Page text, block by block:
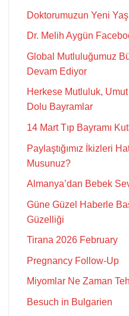
Doktorumuzun Yeni
Dr. Melih Aygün
Global Mutluluğumuz
Devam Ediyor
Herkese Mutluluk, Umut
Dolu Bayramlar
14 Mart Tıp Bayramı
Paylaştığımız İkizleri
Musunuz?
Almanya’dan Bebek
Güne Güzel Haberle
Güzelliği
Tirana 2026 February
Pregnancy Follow-Up
Miyomlar Ne Zaman
Besuch in Bulgarien